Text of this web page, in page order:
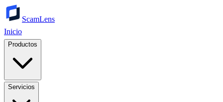
ScamLens
Inicio
Productos
Servicios